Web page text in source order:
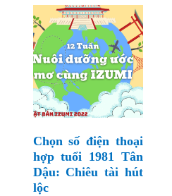
Chọn số điện thoại
hợp tuổi 1981 Tân
Dậu: Chiêu tài hút
lộc